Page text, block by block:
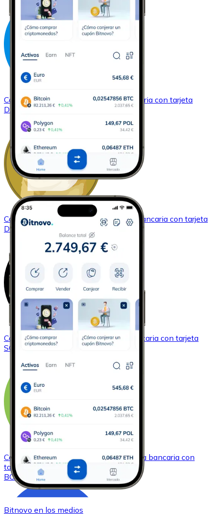
ComprarDash con transferencia bancaria con tarjeta
DASH
ComprarDogecoincon transferencia bancaria con tarjeta
DOGE
ComprarSolana con transferencia bancaria con tarjeta
SOL
ComprarBitcoin Cashcon transferencia bancaria con
tarjeta
BCH
Bitnovo en los medios